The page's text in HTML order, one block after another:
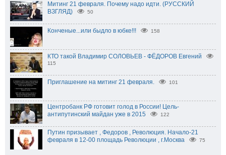
Митинг 21 февраля. Почему надо идти. (РУССКИЙ
ВЗГЛЯД)
50
Конченые...или быдло в юбке!!! 158
КТО такой Владимир СОЛОВЬЕВ - ФЁДОРОВ Евгений
115
Приглашение на митинг 21 февраля. 101
Центробанк РФ готовит голод в России! Цель-
антипутинский майдан уже в 2015
122
Путин призывает , Федоров , Революция. Начало-21
февраля в 12-00 площадь Революции , г.Москва
75